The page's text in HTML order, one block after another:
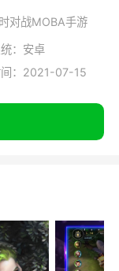
对战MOBA手游
：安卓
间：2021-07-15